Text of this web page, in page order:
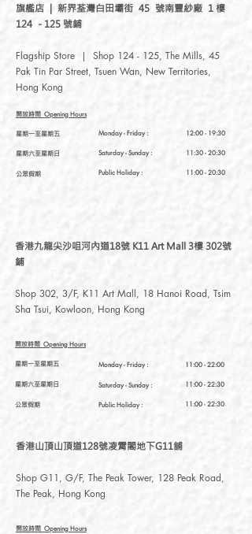
旗艦店 | 新界荃灣白田壩街 45 號南豐紗廠 1 樓
124 - 125 號鋪
Flagship Store | Shop 124 - 125, The Mills, 45
Pak Tin Par Street, Tsuen Wan, New Territories,
Hong Kong
開放時間 Opening Hours
星期一至星期五
星期六至星期日
公眾假期
12:00 - 19:30
11:30 - 20:30
11:00 - 20:30
Monday - Friday :
Saturday- Sunday :
Public Holiday :
11:00 - 22:00
11:00 - 22:30
11:00 - 22:30
香港九龍尖沙咀河內道18號 K11 Art Mall 3樓 302號
鋪
Shop 302, 3/F, K11 Art Mall, 18 Hanoi Road, Tsim
Sha Tsui, Kowloon, Hong Kong
開放時間 Opening Hours
星期一至星期五
星期六至星期日
公眾假期
Monday - Friday :
Saturday- Sunday :
Public Holiday :
香港山頂山頂道128號凌霄閣地下G11舖
Shop G11, G/F, The Peak Tower, 128 Peak Road,
The Peak, Hong Kong
開放時間 Opening Hours